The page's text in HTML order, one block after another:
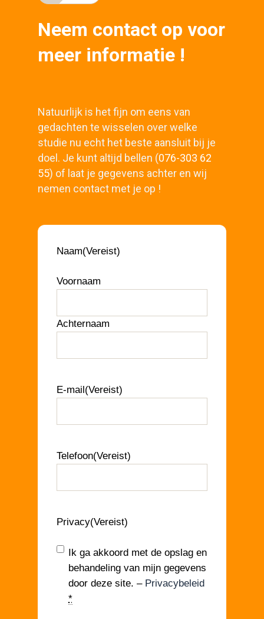
Neem contact op voor
meer informatie !
Natuurlijk is het fijn om eens van
gedachten te wisselen over welke
studie nu echt het beste aansluit bij je
doel. Je kunt altijd bellen (076-303 62
55) of laat je gegevens achter en wij
nemen contact met je op !
Naam(Vereist)
Voornaam
Achternaam
E-mail(Vereist)
Telefoon(Vereist)
Privacy(Vereist)
Ik ga akkoord met de opslag en
behandeling van mijn gegevens
door deze site. – Privacybeleid
*